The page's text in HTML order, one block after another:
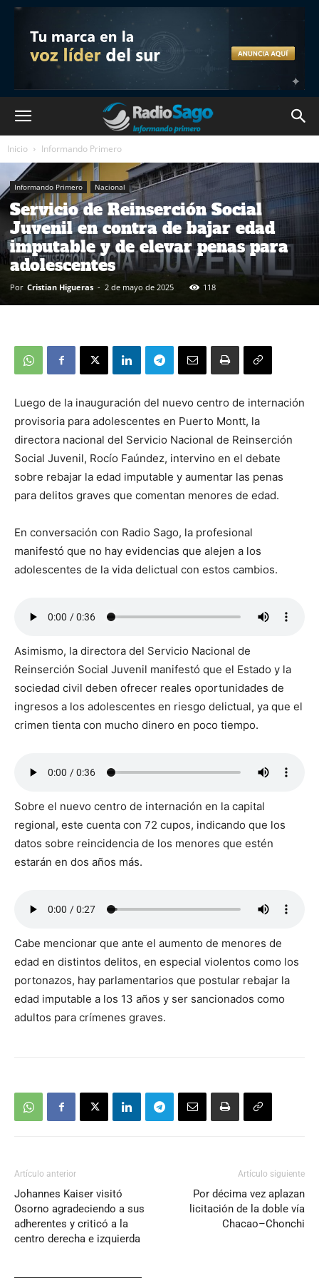
Inicio Informando Primero
Informando Primero Nacional
Servicio de Reinserción Social
Juvenil en contra de bajar edad
imputable y de elevar penas para
adolescentes
Por Cristian Higueras - 2 de mayo de 2025 118
Luego de la inauguración del nuevo centro de internación
provisoria para adolescentes en Puerto Montt, la
directora nacional del Servicio Nacional de Reinserción
Social Juvenil, Rocío Faúndez, intervino en el debate
sobre rebajar la edad imputable y aumentar las penas
para delitos graves que comentan menores de edad.
En conversación con Radio Sago, la profesional
manifestó que no hay evidencias que alejen a los
adolescentes de la vida delictual con estos cambios.
Asimismo, la directora del Servicio Nacional de
Reinserción Social Juvenil manifestó que el Estado y la
sociedad civil deben ofrecer reales oportunidades de
ingresos a los adolescentes en riesgo delictual, ya que el
crimen tienta con mucho dinero en poco tiempo.
Sobre el nuevo centro de internación en la capital
regional, este cuenta con 72 cupos, indicando que los
datos sobre reincidencia de los menores que estén
estarán en dos años más.
Cabe mencionar que ante el aumento de menores de
edad en distintos delitos, en especial violentos como los
portonazos, hay parlamentarios que postular rebajar la
edad imputable a los 13 años y ser sancionados como
adultos para crímenes graves.
Artículo anterior
Johannes Kaiser visitó
Osorno agradeciendo a sus
adherentes y criticó a la
centro derecha e izquierda
Artículo siguiente
Por décima vez aplazan
licitación de la doble vía
Chacao–Chonchi